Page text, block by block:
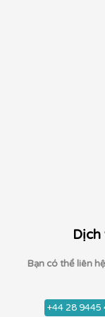
Dịch
Bạn có thể liên
+44 28 9445